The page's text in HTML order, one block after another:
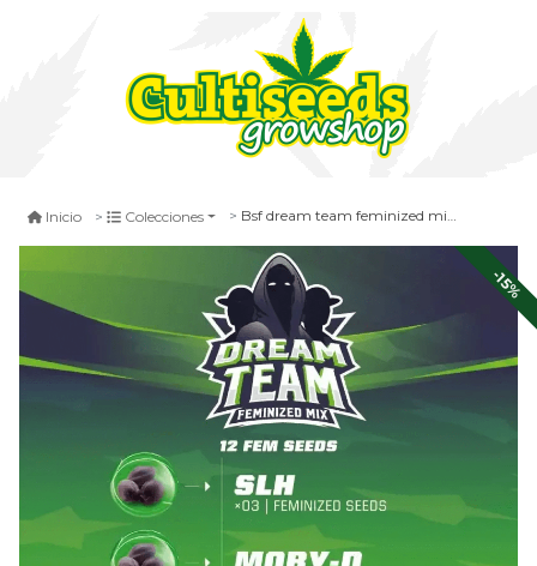
Inicio Colecciones Bsf dream team feminized mix 16 unid
-15%